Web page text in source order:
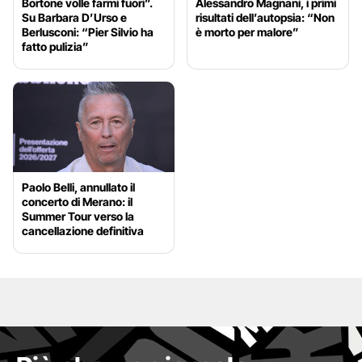
Su Barbara D’Urso e
Berlusconi: “Pier Silvio ha
fatto pulizia”
risultati dell’autopsia: “Non
è morto per malore”
Paolo Belli, annullato il
concerto di Merano: il
Summer Tour verso la
cancellazione definitiva